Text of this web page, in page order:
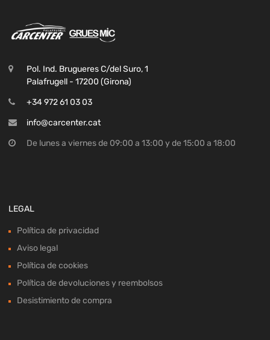
Pol. Ind. Brugueres C/del Suro, 1
Palafrugell - 17200 (Girona)
+34 972 61 03 03
info@carcenter.cat
De lunes a viernes de 09:00 a 13:00 y de 15:00 a 18:00
LEGAL
Política de privacidad
Aviso legal
Política de cookies
Política de devoluciones y reembolsos
Desistimiento de compra